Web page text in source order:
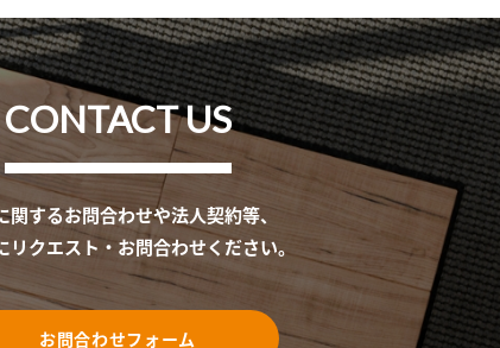
CONTACT US
関するお問合わせや法人契約等、
リクエスト・お問合わせください。
お問合わせフォーム